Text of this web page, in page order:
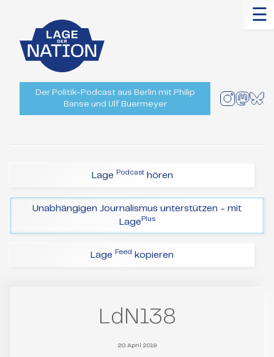
☰
Der Politik-Podcast aus Berlin mit Philip
Banse und Ulf Buermeyer
Lage Podcasthören
Unabhängigen Journalismus unterstützen - mit
Lage Plus
Lage Feed kopieren
LdN138
20. April 2019